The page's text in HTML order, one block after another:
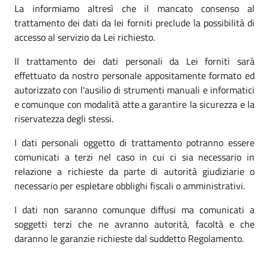
La informiamo altresì che il mancato consenso al
trattamento dei dati da lei forniti preclude la possibilità di
accesso al servizio da Lei richiesto.
Il trattamento dei dati personali da Lei forniti sarà
effettuato da nostro personale appositamente formato ed
autorizzato con l'ausilio di strumenti manuali e informatici
e comunque con modalità atte a garantire la sicurezza e la
riservatezza degli stessi.
I dati personali oggetto di trattamento potranno essere
comunicati a terzi nel caso in cui ci sia necessario in
relazione a richieste da parte di autorità giudiziarie o
necessario per espletare obblighi fiscali o amministrativi.
I dati non saranno comunque diffusi ma comunicati a
soggetti terzi che ne avranno autorità, facoltà e che
daranno le garanzie richieste dal suddetto Regolamento.